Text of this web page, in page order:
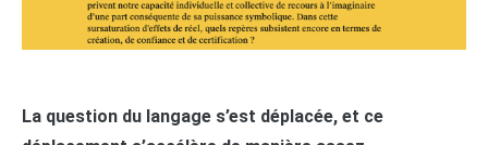
La question du langage s’est déplacée, et ce